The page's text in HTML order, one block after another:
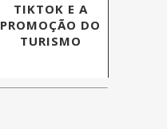
TIKTOK E A
PROMOÇÃO DO
TURISMO